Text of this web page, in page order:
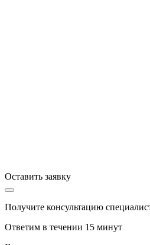
Оставить заявку
Получите консультацию
Ответим в течении 15 минут